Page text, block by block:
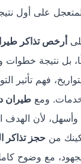
على أول نتيجة
تذاكر طيران
خطوات
تأثير التوقفات،
ومعطيران
لأن الهدف
حجز تذاكر
مع وضوح كامل لكل